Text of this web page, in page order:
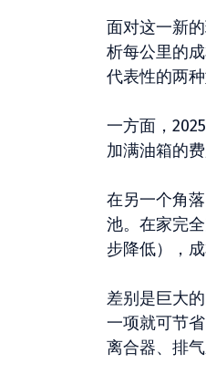
面对这一新
析每公里的
代表性的两种
一方面，
加满油箱的
在另一个角
池。在家完
步降低），
差别是巨大的
一项就可节
离合器、排